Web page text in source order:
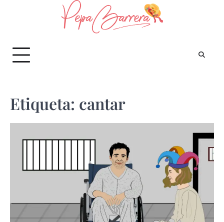
Etiqueta: cantar